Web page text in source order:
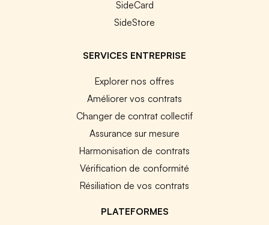
SideCard
SideStore
SERVICES ENTREPRISE
Explorer nos offres
Améliorer vos contrats
Changer de contrat collectif
Assurance sur mesure
Harmonisation de contrats
Vérification de conformité
Résiliation de vos contrats
PLATEFORMES